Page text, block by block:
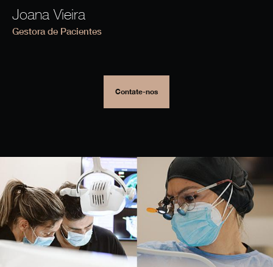
Joana Vieira
Gestora de Pacientes
Contate-nos